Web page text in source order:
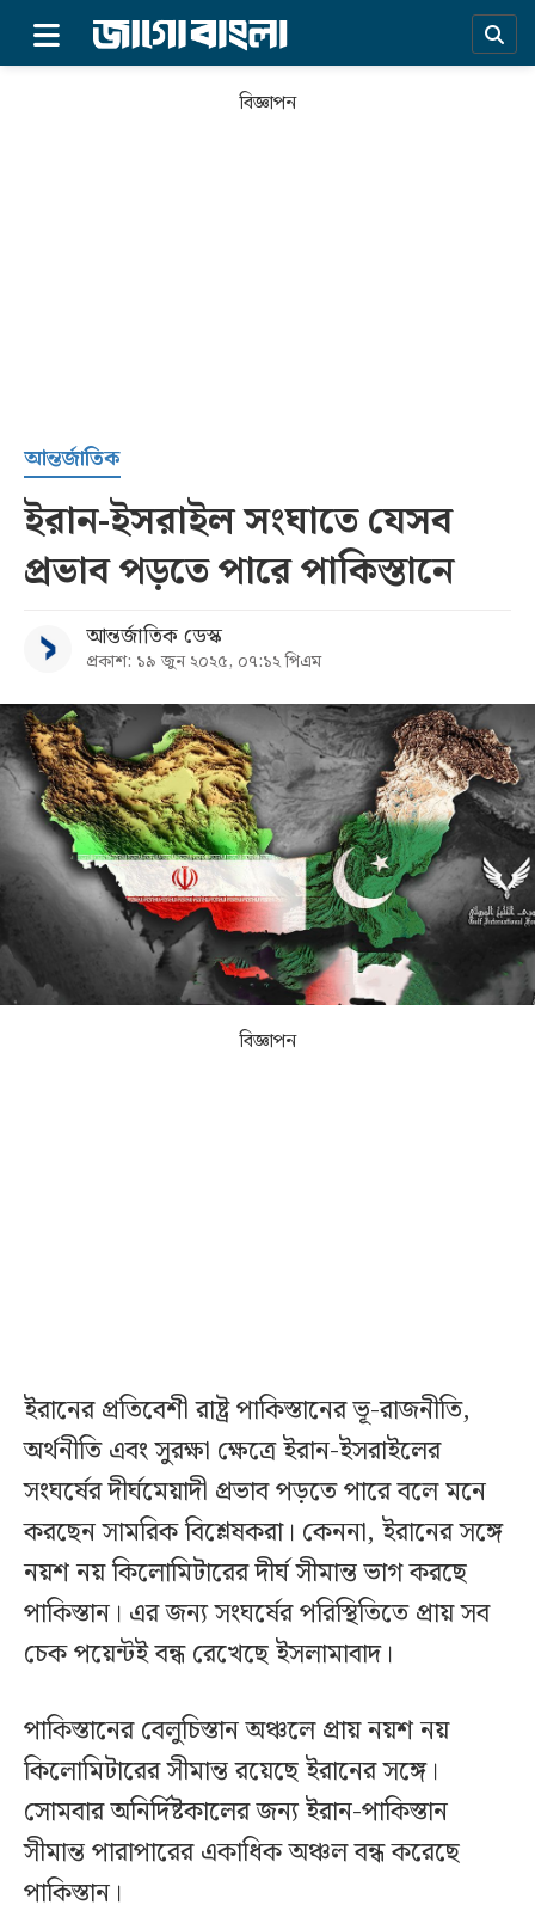
সর্বশেষ
বিভাগ
আর্কাইভ
কনভার্টার
বিজ্ঞাপন
আন্তর্জাতিক
ইরান-ইসরাইল সংঘাতে যেসব
প্রভাব পড়তে পারে পাকিস্তানে
আন্তর্জাতিক ডেস্ক
প্রকাশ: ১৯ জুন ২০২৫, ০৭:১২ পিএম
বিজ্ঞাপন
ইরানের প্রতিবেশী রাষ্ট্র পাকিস্তানের ভূ-রাজনীতি,
অর্থনীতি এবং সুরক্ষা ক্ষেত্রে ইরান-ইসরাইলের
সংঘর্ষের দীর্ঘমেয়াদী প্রভাব পড়তে পারে বলে মনে
করছেন সামরিক বিশ্লেষকরা। কেননা, ইরানের সঙ্গে
নয়শ নয় কিলোমিটারের দীর্ঘ সীমান্ত ভাগ করছে
পাকিস্তান। এর জন্য সংঘর্ষের পরিস্থিতিতে প্রায় সব
চেক পয়েন্টই বন্ধ রেখেছে ইসলামাবাদ।
পাকিস্তানের বেলুচিস্তান অঞ্চলে প্রায় নয়শ নয়
কিলোমিটারের সীমান্ত রয়েছে ইরানের সঙ্গে।
সোমবার অনির্দিষ্টকালের জন্য ইরান-পাকিস্তান
সীমান্ত পারাপারের একাধিক অঞ্চল বন্ধ করেছে
পাকিস্তান।